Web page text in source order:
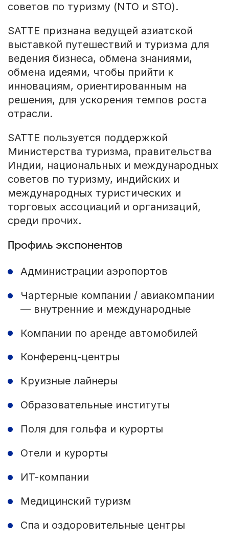
советов по туризму (NTO и STO).
SATTE признана ведущей азиатской
выставкой путешествий и туризма для
ведения бизнеса, обмена знаниями,
обмена идеями, чтобы прийти к
инновациям, ориентированным на
решения, для ускорения темпов роста
отрасли.
SATTE пользуется поддержкой
Министерства туризма, правительства
Индии, национальных и международных
советов по туризму, индийских и
международных туристических и
торговых ассоциаций и организаций,
среди прочих.
Профиль экспонентов
Администрации аэропортов
Чартерные компании / авиакомпании
— внутренние и международные
Компании по аренде автомобилей
Конференц-центры
Круизные лайнеры
Образовательные институты
Поля для гольфа и курорты
Отели и курорты
ИТ-компании
Медицинский туризм
Спа и оздоровительные центры